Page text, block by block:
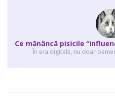
În era digitală, nu doar